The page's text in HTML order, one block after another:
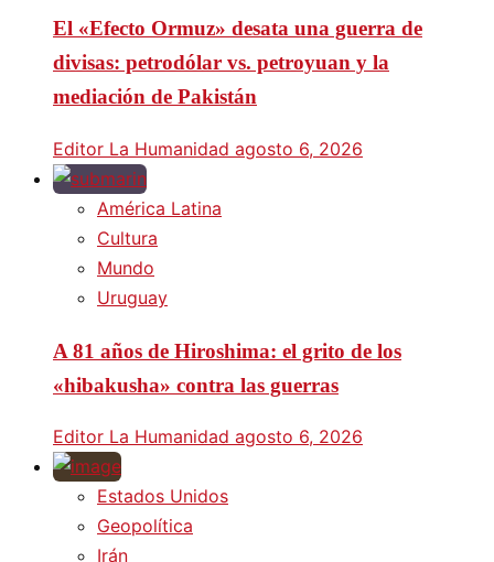
El «Efecto Ormuz» desata una guerra de
divisas: petrodólar vs. petroyuan y la
mediación de Pakistán
Editor La Humanidad agosto 6, 2026
América Latina
Cultura
Mundo
Uruguay
A 81 años de Hiroshima: el grito de los
«hibakusha» contra las guerras
Editor La Humanidad agosto 6, 2026
Estados Unidos
Geopolítica
Irán